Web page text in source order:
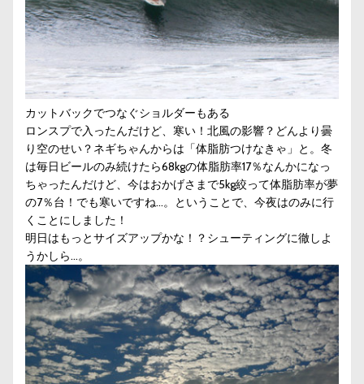
カットバックでつなぐショルダーもある
ロンスプで入ったんだけど、寒い！北風の影響？どんより曇
り空のせい？ネギちゃんからは「体脂肪つけなきゃ」と。冬
は毎日ビールのみ続けたら68kgの体脂肪率17％なんかになっ
ちゃったんだけど、今はおかげさまで5kg絞って体脂肪率が夢
の7％台！でも寒いですね…。ということで、今夜はのみに行
くことにしました！
明日はもっとサイズアップかな！？シューティングに徹しよ
うかしら…。